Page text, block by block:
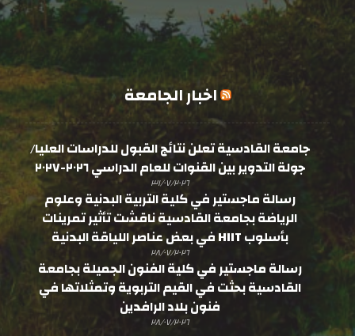
اخبار الجامعة
جامعة القادسية تعلن نتائج القبول للدراسات العليا/
جولة التدوير بين القنوات للعام الدراسي ٢٠٢٦-٢٠٢٧
٣١/٠٧/٢٠٢٦
رسالة ماجستير في كلية التربية البدنية وعلوم
الرياضة بجامعة القادسية ناقشت تأثير تمرينات
بأسلوب HIIT في بعض عناصر اللياقة البدنية
٢٨/٠٧/٢٠٢٦
رسالة ماجستير في كلية الفنون الجميلة بجامعة
القادسية بحثت في القيم التربوية وتمثلاتها في
فنون بلاد الرافدين
٢٨/٠٧/٢٠٢٦